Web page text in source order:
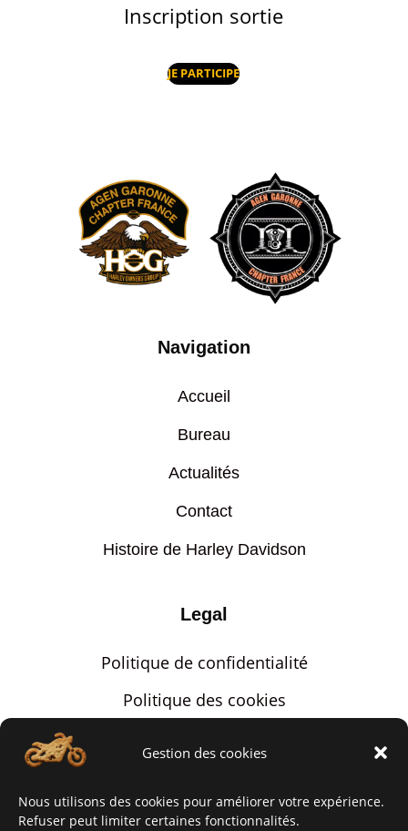
Gestion des cookies
Nous utilisons des cookies pour améliorer votre expérience.
Refuser peut limiter certaines fonctionnalités.
Inscription sortie
JE PARTICIPE
Navigation
Accueil
Bureau
Actualités
Contact
Histoire de Harley Davidson
Legal
Politique de confidentialité
Politique des cookies
Via notre formulaire